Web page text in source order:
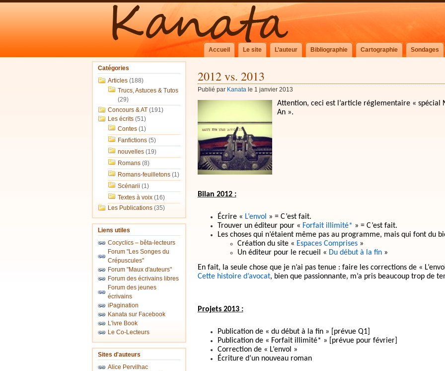
Accueil Le site L’auteur Bibliographie Cartographie Sondages
Catégories
Articles(188)
Trucs, Astuces & Tutos
(29)
Concours & AT(191)
Les écrits(51)
Contes(1)
Fanfictions(5)
nouvelles(19)
Romans(8)
Romans-feuilletons(1)
Scénarii (1)
Textes à voix(16)
Les Publications(35)
Liens utiles
Cocyclics – bêta-lecteurs
Forum "Les Songes du
Crépuscules"
Forum "Maux d'auteurs"
Forum des écrivains libres
Forum des jeunes
écrivains
iPagination
Kanata sur Facebook
L'ivre Book
Le Co-Lecteurs
Sites d'auteurs
Alice Pervilhac
2012 vs. 2013
Publié par Kanatale 1 janvier 2013
Attention, ceci est l’article réglementaire « spécial
An ».
Bilan 2012 :
Écrire « L’envol » = C’est fait.
Trouver un éditeur pour « Forfait illimité* » = C’est fait.
Les choses qui n’étaient même pas au programme, mais qui font du
Création du site « Espaces Comprises»
Un éditeur pour le recueil « Du début à la fin »
En fait, la seule chose que je n’ai pas tenue : faire les corrections de «
Cette histoire d’avocat, bien que passionnante, m’a pris beaucoup trop de
Projets 2013 :
Publication de « du début à la fin » [prévue Q1]
Publication de « Forfait illimité* » [prévue pour février]
Correction de « L’envol »
Écriture d’un nouveau roman